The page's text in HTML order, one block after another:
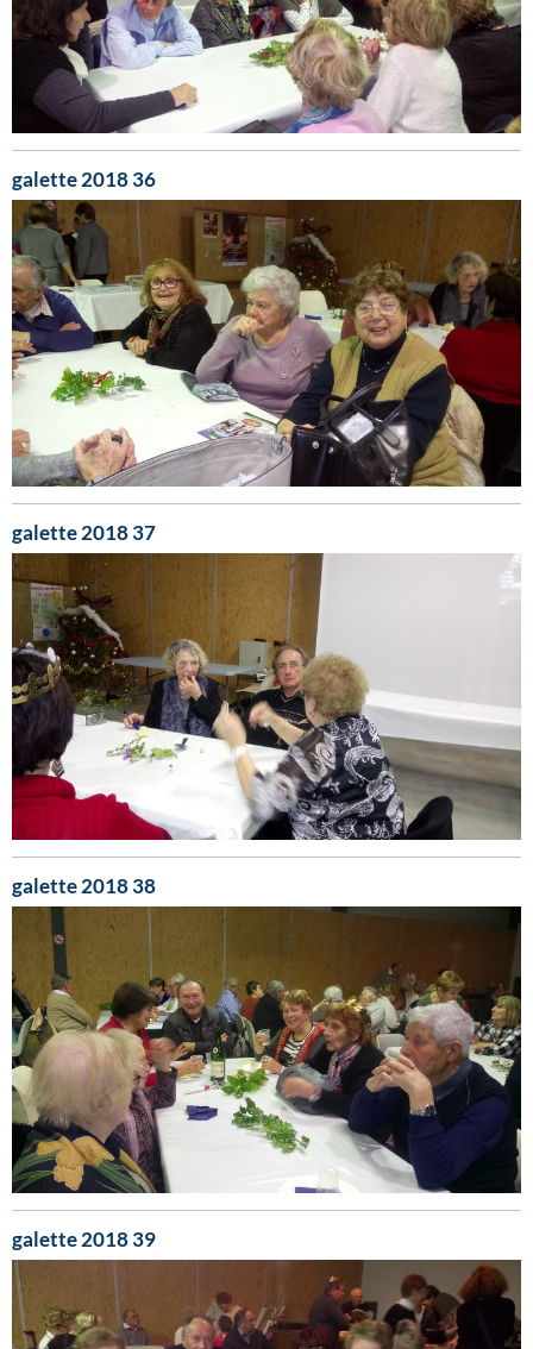
galette 2018 36
galette 2018 37
galette 2018 38
galette 2018 39